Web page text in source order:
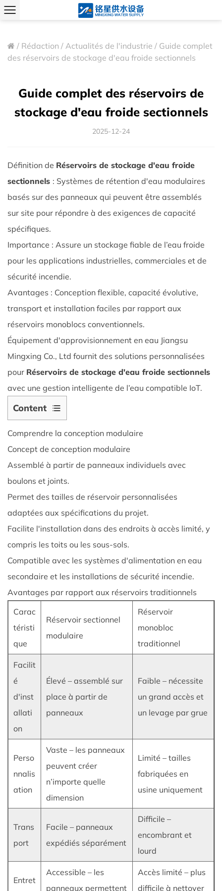
/ Rédaction / Actualités de l'industrie / Guide complet
des réservoirs de stockage d'eau froide sectionnels
Guide complet des réservoirs de
stockage d'eau froide sectionnels
2025-12-24
Définition de Réservoirs de stockage d'eau froide
sectionnels : Systèmes de rétention d'eau modulaires
basés sur des panneaux qui peuvent être assemblés
sur site pour répondre à des exigences de capacité
spécifiques.
Importance : Assure un stockage fiable de l’eau froide
pour les applications industrielles, commerciales et de
sécurité incendie.
Avantages : Conception flexible, capacité évolutive,
transport et installation faciles par rapport aux
réservoirs monoblocs conventionnels.
Équipement d'approvisionnement en eau Jiangsu
Mingxing Co., Ltd fournit des solutions personnalisées
pour Réservoirs de stockage d'eau froide sectionnels
avec une gestion intelligente de l’eau compatible IoT.
Content
1
Comprendre
la
conception
modulaire
Concept
de
conception
modulaire
1.2
Avantages
par
rapport
aux
réservoirs
traditionnels
2
3
Applications
cas
d'utilisation
industrielles
3.2
Sécurité
incendie
et
systèmes
de
construction
3.3
Utilisation
Comprendre la conception modulaire
Concept de conception modulaire
Assemblé à partir de panneaux individuels avec
boulons et joints.
Permet des tailles de réservoir personnalisées
adaptées aux spécifications du projet.
Facilite l'installation dans des endroits à accès limité, y
compris les toits ou les sous-sols.
Compatible avec les systèmes d'alimentation en eau
secondaire et les installations de sécurité incendie.
Avantages par rapport aux réservoirs traditionnels
Carac
téristi
que
Réservoir sectionnel
modulaire
Réservoir
monobloc
traditionnel
Facilit
é
d'inst
allati
on
Élevé – assemblé sur
place à partir de
panneaux
Faible – nécessite
un grand accès et
un levage par grue
Perso
nnalis
ation
Vaste – les panneaux
peuvent créer
n’importe quelle
dimension
Limité – tailles
fabriquées en
usine uniquement
Trans
port
Facile – panneaux
expédiés séparément
Difficile –
encombrant et
lourd
Entret
Accessible – les
panneaux permettent
Accès limité – plus
difficile à nettoyer